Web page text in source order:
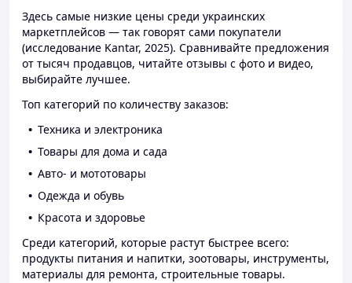
Здесь самые низкие цены среди украинских
маркетплейсов — так говорят сами покупатели
(исследование Kantar, 2025). Сравнивайте предложения
от тысяч продавцов, читайте отзывы с фото и видео,
выбирайте лучшее.
Топ категорий по количеству заказов:
Техника и электроника
Товары для дома и сада
Авто- и мототовары
Одежда и обувь
Красота и здоровье
Среди категорий, которые растут быстрее всего:
продукты питания и напитки, зоотовары, инструменты,
материалы для ремонта, строительные товары.